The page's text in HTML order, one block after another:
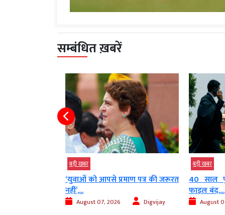
सम्बंधित ख़बरें
बड़ी खबर
‘युवाओं को आपसे प्रमाण पत्र की जरूरत
नहीं’,...
August 07, 2026 Digvijay
बड़ी खबर
40 साल
फाइल बंद,...
August